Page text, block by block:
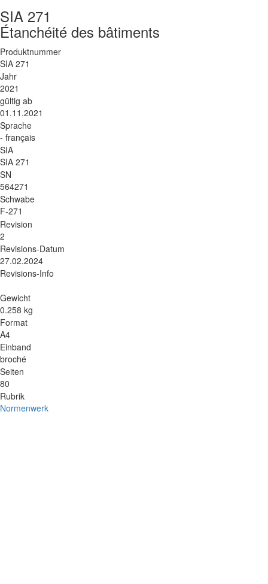
SIA 271
Étanchéité des bâtiments
Produktnummer
SIA 271
Jahr
2021
gültig ab
01.11.2021
Sprache
- français
SIA
SIA 271
SN
564271
Schwabe
F-271
Revision
2
Revisions-Datum
27.02.2024
Revisions-Info
Gewicht
0.258 kg
Format
A4
Einband
broché
Seiten
80
Rubrik
Normenwerk